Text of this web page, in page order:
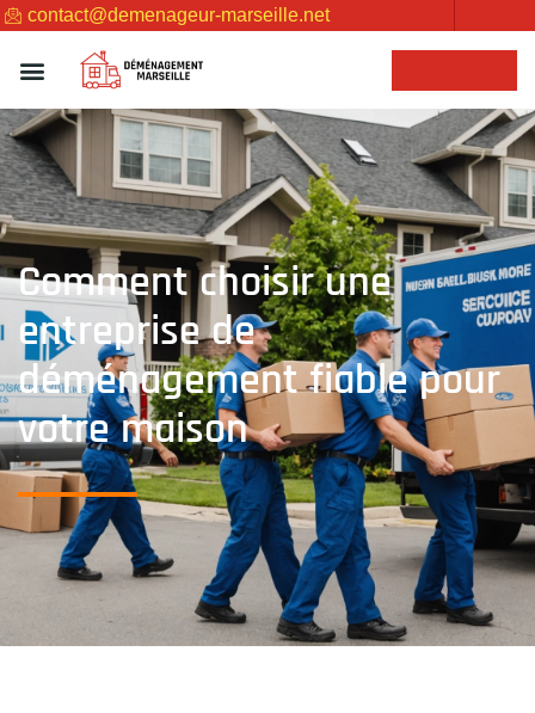
contact@demenageur-marseille.net
Comment choisir une
entreprise de
déménagement fiable pour
votre maison